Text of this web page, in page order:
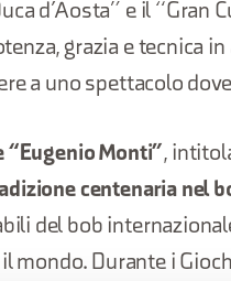
d’Aosta” e il “Gran
grazia e tecnica
a uno spettacolo
“Eugenio Monti”,
centenaria nel
del bob
mondo. Durante i